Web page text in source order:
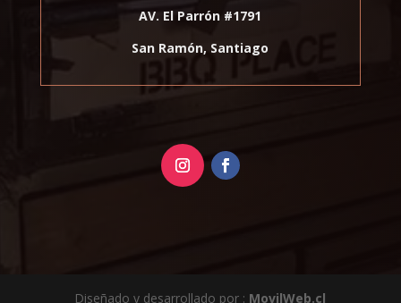
AV. El Parrón #1791
San Ramón, Santiago
Diseñado y desarrollado por : MovilWeb.cl